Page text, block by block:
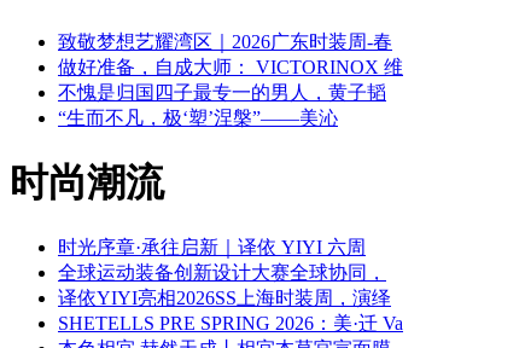
致敬梦想艺耀湾区｜2026广东时装周-春
做好准备，自成大师： VICTORINOX 维
不愧是归国四子最专一的男人，黄子韬
“生而不凡，极‘塑’涅槃”——美沁
时尚潮流
时光序章·承往启新｜译依 YIYI 六周
全球运动装备创新设计大赛全球协同，
译依YIYI亮相2026SS上海时装周，演绎
SHETELLS PRE SPRING 2026：美·迁 Va